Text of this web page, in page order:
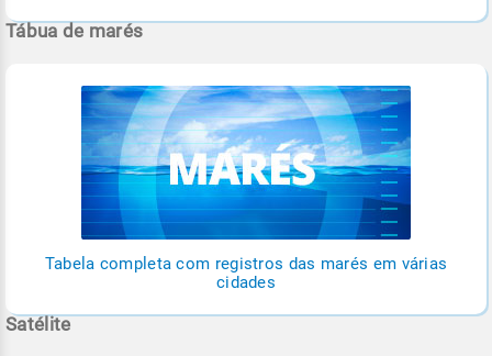
Tábua de marés
Tabela completa com registros das marés em várias
cidades
Satélite